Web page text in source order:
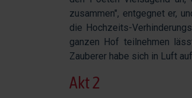
zusammen", entgegnet er,
die Hochzeits-
ganzen Hof teilnehmen
Zauberer habe sich in Luft
Akt 2